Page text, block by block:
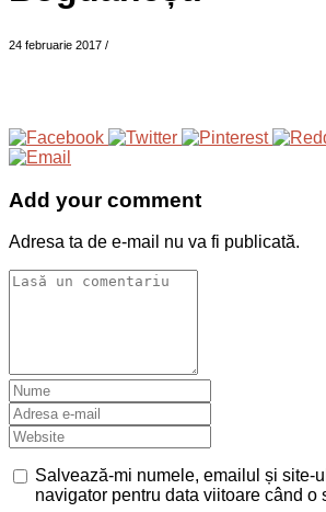
24 februarie 2017 /
Add your comment
Adresa ta de e-mail nu va fi publicată.
Salvează-mi numele, emailul și site-
navigator pentru data viitoare când o